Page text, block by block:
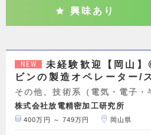
興味あり
NEW
未経験歓迎【岡山
ビンの製造オペレーター/
その他、技術系（電気・電子・
株式会社放電精密加工研究所
400万円 ～ 749万円 岡山県